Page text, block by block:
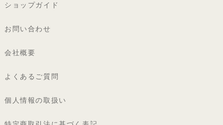
ショップガイド
お問い合わせ
会社概要
よくあるご質問
個人情報の取扱い